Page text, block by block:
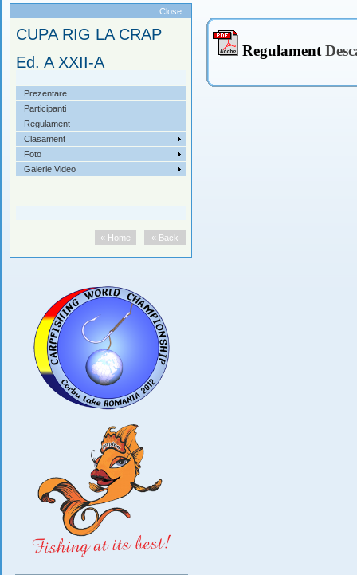
Close
CUPA RIG LA CRAP
Ed. A XXII-A
Prezentare
Participanti
Regulament
Clasament
Foto
Galerie Video
« Back
« Home
Regulament